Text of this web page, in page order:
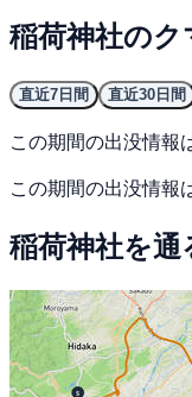
稲荷神社の
直近7日間 直近30日間
この期間の出没情報
この期間の出没情報
稲荷神社を通